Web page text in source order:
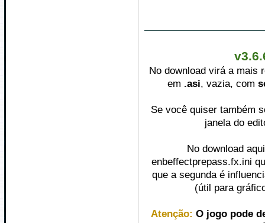
No download virá a mais
em .asi, vazia, com
Se você quiser também
janela do
No download
enbeffectprepass.fx.ini
que a segunda é
(útil para
Atenção: O jogo pode